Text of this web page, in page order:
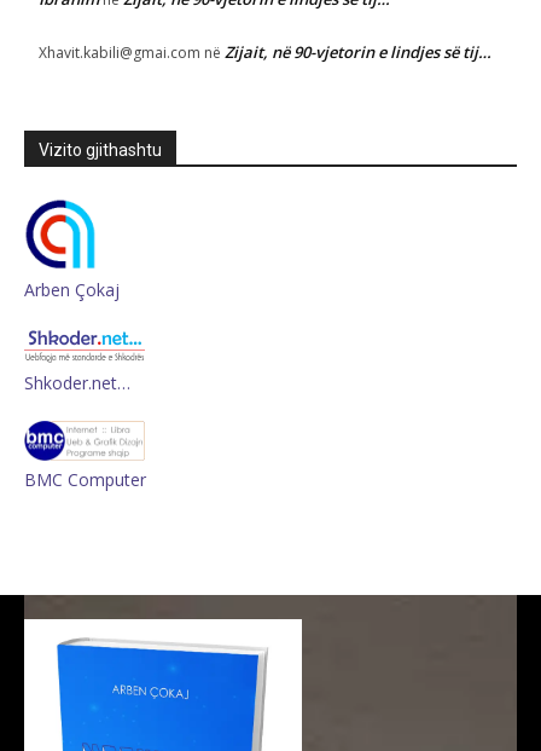
Xhavit.kabili@gmai.com në Zijait, në 90-vjetorin e lindjes së tij…
Vizito gjithashtu
Arben Çokaj
Shkoder.net…
BMC Computer